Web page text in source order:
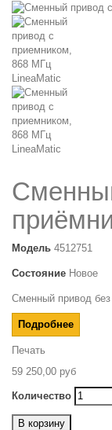
Модель 4512751
Состояние Новое
Сменный привод
Подробнее
Печать
59 250,00 руб
Количество
В корзину